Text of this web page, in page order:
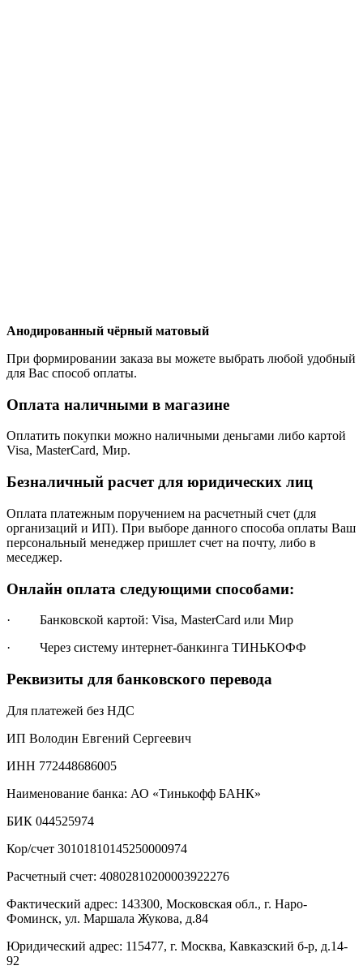
Анодированный чёрный матовый
При формировании заказа вы можете выбрать любой удобный
для Вас способ оплаты.
Оплата наличными в магазине
Оплатить покупки можно наличными деньгами либо картой
Visa, MasterCard, Мир.
Безналичный расчет для юридических лиц
Оплата платежным поручением на расчетный счет (для
организаций и ИП). При выборе данного способа оплаты Ваш
персональный менеджер пришлет счет на почту, либо в
меседжер.
Онлайн оплата следующими способами:
· Банковской картой: Visa, MasterCard или Мир
· Через систему интернет-банкинга ТИНЬКОФФ
Реквизиты для банковского перевода
Для платежей без НДС
ИП Володин Евгений Сергеевич
ИНН 772448686005
Наименование банка: АО «Тинькофф БАНК»
БИК 044525974
Кор/счет 30101810145250000974
Расчетный счет: 40802810200003922276
Фактический адрес: 143300, Московская обл., г. Наро-
Фоминск, ул. Маршала Жукова, д.84
Юридический адрес: 115477, г. Москва, Кавказский б-р, д.14-
92